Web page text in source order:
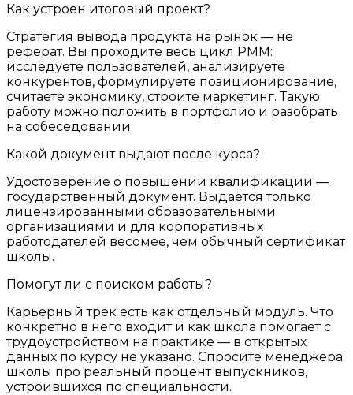
Как устроен итоговый проект?
Стратегия вывода продукта на рынок — не
реферат. Вы проходите весь цикл PMM:
исследуете пользователей, анализируете
конкурентов, формулируете позиционирование,
считаете экономику, строите маркетинг. Такую
работу можно положить в портфолио и разобрать
на собеседовании.
Какой документ выдают после курса?
Удостоверение о повышении квалификации —
государственный документ. Выдаётся только
лицензированными образовательными
организациями и для корпоративных
работодателей весомее, чем обычный сертификат
школы.
Помогут ли с поиском работы?
Карьерный трек есть как отдельный модуль. Что
конкретно в него входит и как школа помогает с
трудоустройством на практике — в открытых
данных по курсу не указано. Спросите менеджера
школы про реальный процент выпускников,
устроившихся по специальности.